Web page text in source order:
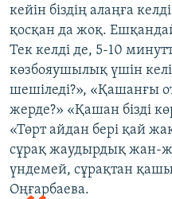
кейін біздің алаңға
қосқан да жоқ.
Тек келді де, 5-10
көзбояушылық үшін
шешіледі?», «Қашанғы
жерде?» «Қашан бізді
«Төрт айдан бері қай
сұрақ жаудырдық жан-
үндемей, сұрақтан
Оңғарбаева.